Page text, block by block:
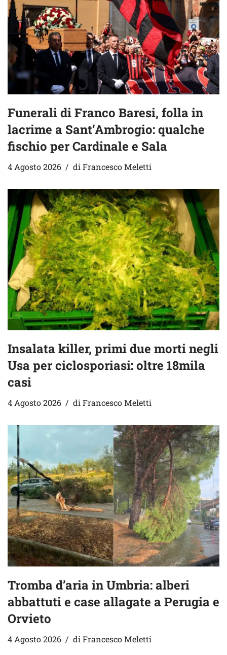
Funerali di Franco Baresi, folla in
lacrime a Sant’Ambrogio: qualche
fischio per Cardinale e Sala
4 Agosto 2026 di Francesco Meletti
Insalata killer, primi due morti negli
Usa per ciclosporiasi: oltre 18mila
casi
4 Agosto 2026 diFrancesco Meletti
Tromba d’aria in Umbria: alberi
abbattuti e case allagate a Perugia e
Orvieto
4 Agosto 2026 di Francesco Meletti